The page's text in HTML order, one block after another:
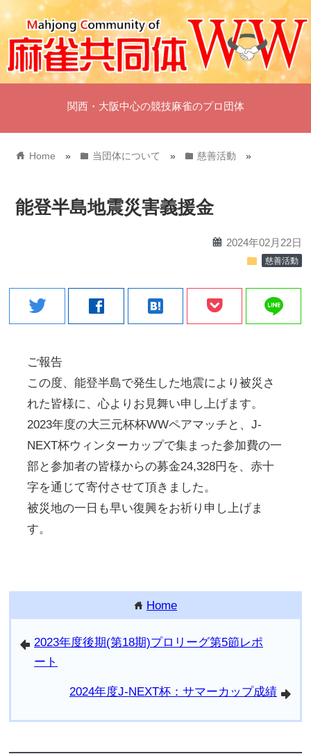
関西・大阪中心の競技麻雀のプロ団体
home Home » folder 当団体について » folder慈善活動 »
能登半島地震災害義援金
calendar 2024年02月22日
folder 慈善活動
twitter facebook hatenabookmark line
ご報告
この度、能登半島で発生した地震により被災さ
れた皆様に、心よりお見舞い申し上げます。
2023年度の大三元杯杯WWペアマッチと、J-
NEXT杯ウィンターカップで集まった参加費の一
部と参加者の皆様からの募金24,328円を、赤十
字を通じて寄付させて頂きました。
被災地の一日も早い復興をお祈り申し上げま
す。
home Home
arrowleft 2023年度後期(第18期)プロリーグ第5節レポ
ート
arrowright
2024年度J-NEXT杯：サマーカップ成績